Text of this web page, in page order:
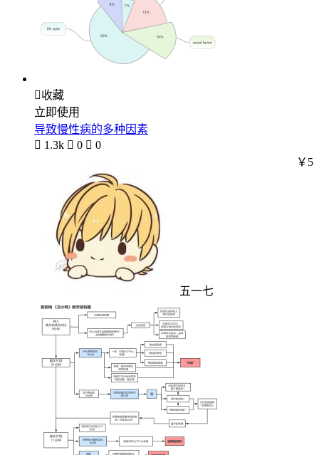
收藏
立即使用
导致慢性病的多种因素
 1.3k  0  0
五一七
￥5